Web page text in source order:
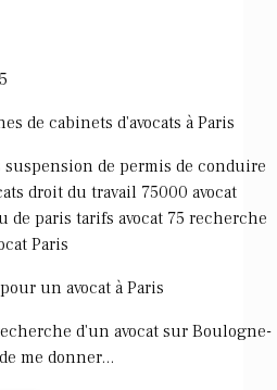
de cabinets d'avocats à Paris
suspension de permis de conduire
droit du travail 75000 avocat
de paris tarifs avocat 75 recherche
Paris
un avocat à Paris
d'un avocat sur Boulogne-
me donner...